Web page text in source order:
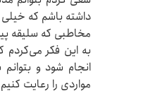
داشته باشم که خیلی
مخاطبی که سلیقه
به این فکر می‌کردم
انجام شود و
مواردی را رعایت